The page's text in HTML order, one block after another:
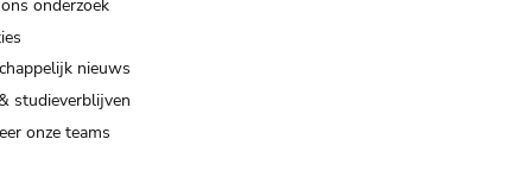
onderzoek
nieuws
studieverblijven
onze teams